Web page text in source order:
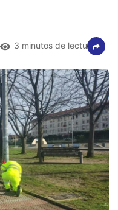
3 minutos de lectura